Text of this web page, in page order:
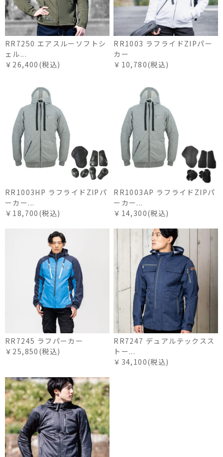
RR7250 エアスルーソフトシ
ェル...
￥26,400(税込)
RR1003 ラフライドZIPパー
カー
￥10,780(税込)
RR1003HP ラフライドZIPパ
ーカー...
￥18,700(税込)
RR1003AP ラフライドZIPパ
ーカー...
￥14,300(税込)
RR7245 ラフパーカー
￥25,850(税込)
RR7247 デュアルテックスス
トー...
￥34,100(税込)